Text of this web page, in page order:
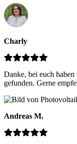
Charly
Danke, bei euch
gefunden. Gerne
Andreas M.